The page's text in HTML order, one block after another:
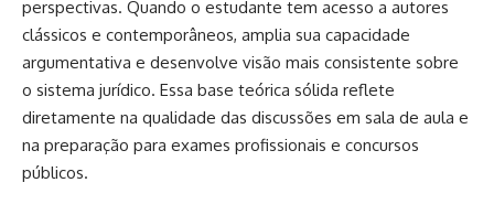
perspectivas. Quando o estudante tem acesso a autores
clássicos e contemporâneos, amplia sua capacidade
argumentativa e desenvolve visão mais consistente sobre
o sistema jurídico. Essa base teórica sólida reflete
diretamente na qualidade das discussões em sala de aula e
na preparação para exames profissionais e concursos
públicos.